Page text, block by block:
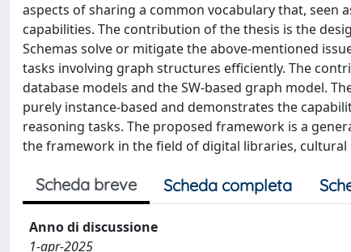
aspects of sharing a common vocabulary that, seen
capabilities. The contribution of the thesis is the
Schemas solve or mitigate the above-mentioned
tasks involving graph structures efficiently. The
database models and the SW-based graph model.
purely instance-based and demonstrates the
reasoning tasks. The proposed framework is a
the framework in the field of digital libraries, cultural
Scheda breve Scheda completa
Anno di discussione
1-apr-2025